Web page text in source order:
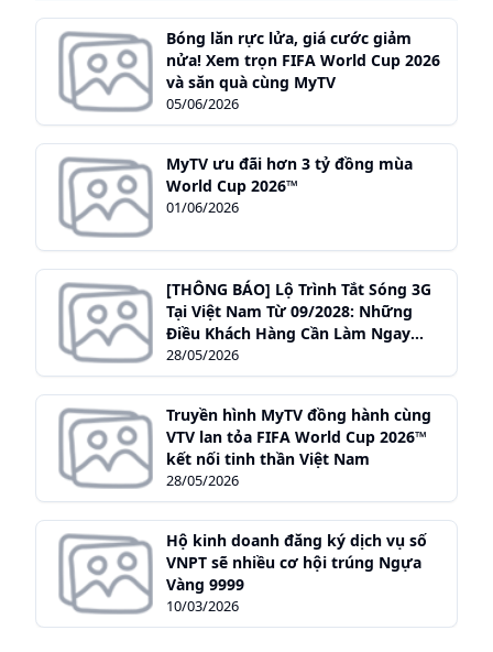
Bóng lăn rực lửa, giá cước giảm
nửa! Xem trọn FIFA World Cup 2026
và săn quà cùng MyTV
05/06/2026
MyTV ưu đãi hơn 3 tỷ đồng mùa
World Cup 2026™
01/06/2026
[THÔNG BÁO] Lộ Trình Tắt Sóng 3G
Tại Việt Nam Từ 09/2028: Những
Điều Khách Hàng Cần Làm Ngay
Hôm Nay
28/05/2026
Truyền hình MyTV đồng hành cùng
VTV lan tỏa FIFA World Cup 2026™
kết nối tinh thần Việt Nam
28/05/2026
Hộ kinh doanh đăng ký dịch vụ số
VNPT sẽ nhiều cơ hội trúng Ngựa
Vàng 9999
10/03/2026